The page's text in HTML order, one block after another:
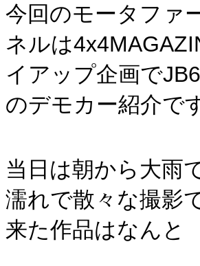
今回のモータファ
ネルは
イアップ企画で
のデモカー紹介で
当日は朝から大雨
濡れで散々な撮影
来た作品はなんと